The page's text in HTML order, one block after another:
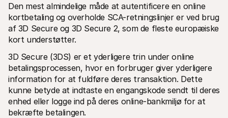
Den mest almindelige måde at autentificere en online
kortbetaling og overholde SCA-retningslinjer er ved brug
af 3D Secure og 3D Secure 2, som de fleste europæiske
kort understøtter.
3D Secure (3DS) er et yderligere trin under online
betalingsprocessen, hvor en forbruger giver yderligere
information for at fuldføre deres transaktion. Dette
kunne betyde at indtaste en engangskode sendt til deres
enhed eller logge ind på deres online-bankmiljø for at
bekræfte betalingen.